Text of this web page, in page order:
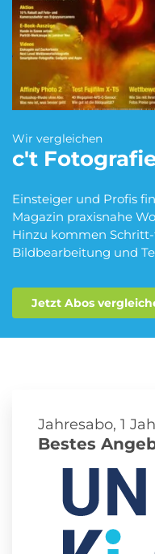
Blumen Abo
eBook Abo
Kino Abo
Musik-Streaming
Sprachlern App Abo
Wir vergleichen
c't
Einsteiger und Profis
Magazin praxisnahe
Hinzu kommen
Bildbearbeitung und
Jetzt Abos
Jahresabo, 1
Bestes